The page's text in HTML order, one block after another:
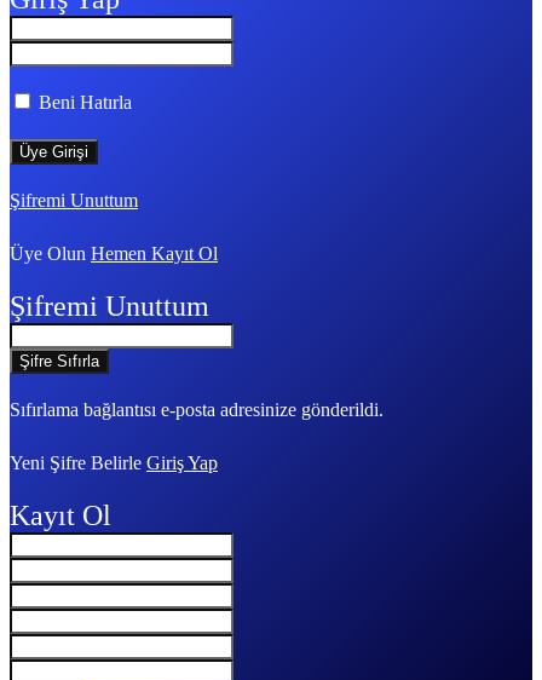
Beni Hatırla
Şifremi Unuttum
Üye Olun Hemen Kayıt Ol
Şifremi Unuttum
Sıfırlama bağlantısı e-posta adresinize gönderildi.
Yeni Şifre Belirle Giriş Yap
Kayıt Ol